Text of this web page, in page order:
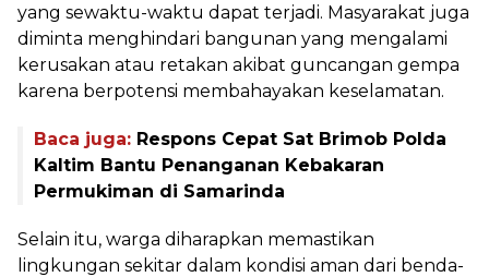
yang sewaktu-waktu dapat terjadi. Masyarakat juga
diminta menghindari bangunan yang mengalami
kerusakan atau retakan akibat guncangan gempa
karena berpotensi membahayakan keselamatan.
Baca juga: Respons Cepat Sat Brimob Polda
Kaltim Bantu Penanganan Kebakaran
Permukiman di Samarinda
Selain itu, warga diharapkan memastikan
lingkungan sekitar dalam kondisi aman dari benda-